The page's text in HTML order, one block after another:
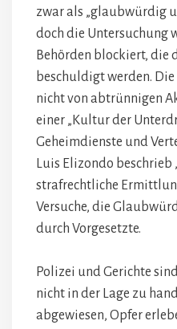
zwar als „glaubwürdig
doch die Untersuchung
Behörden blockiert, die
beschuldigt werden.
nicht von abtrünnigen
einer „Kultur der
Geheimdienste und
Luis Elizondo beschrieb
strafrechtliche
Versuche, die
durch Vorgesetzte.
Polizei und Gerichte
nicht in der Lage zu
abgewiesen, Opfer